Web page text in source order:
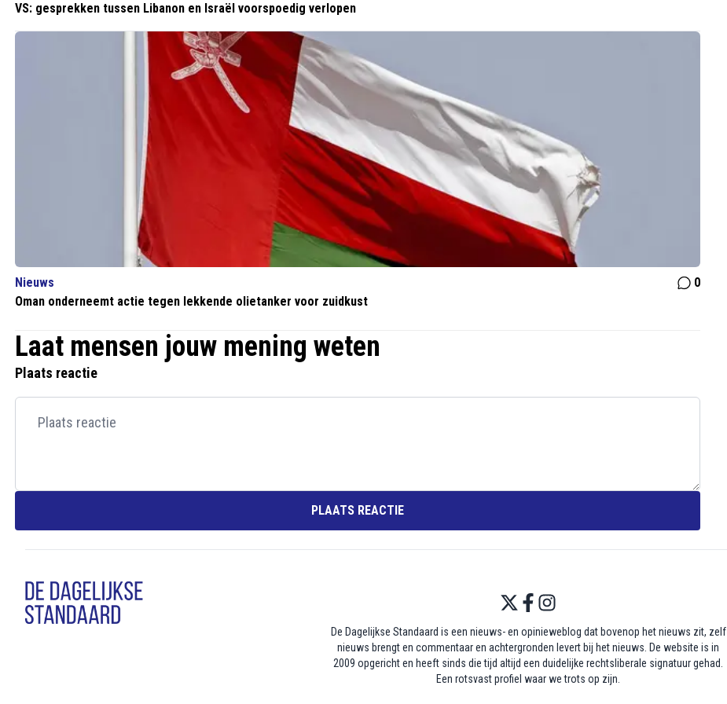
VS: gesprekken tussen Libanon en Israël voorspoedig verlopen
Nieuws
0
Oman onderneemt actie tegen lekkende olietanker voor zuidkust
Laat mensen jouw mening weten
Plaats reactie
PLAATS REACTIE
De Dagelijkse Standaard is een nieuws- en opinieweblog dat bovenop het nieuws zit, zelf
nieuws brengt en commentaar en achtergronden levert bij het nieuws. De website is in
2009 opgericht en heeft sinds die tijd altijd een duidelijke rechtsliberale signatuur gehad.
Een rotsvast profiel waar we trots op zijn.